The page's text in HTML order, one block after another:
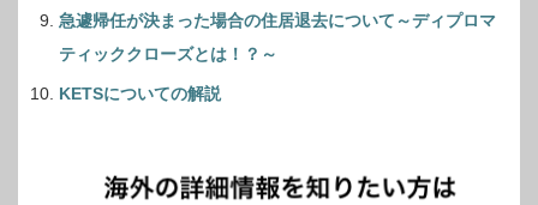
急遽帰任が決まった場合の住居退去について～ディプロマ
ティッククローズとは！？～
KETSについての解説